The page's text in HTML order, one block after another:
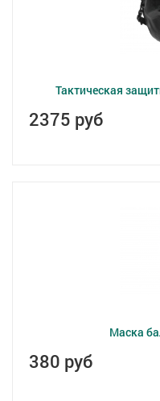
Тактическая
2375 руб
Маска
380 руб